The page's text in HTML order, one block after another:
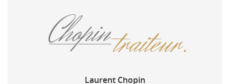
Laurent Chopin